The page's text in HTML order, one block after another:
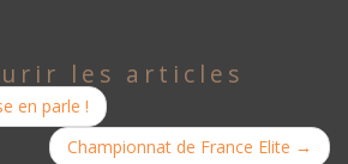
les articles
en parle !
Championnat de France Elite →